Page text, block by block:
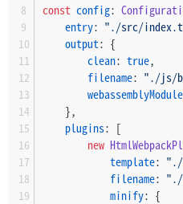
const config:
entry: "./src/
output: {
clean: true,
filename: "./js/
    },
plugins: [
new
template: "./
filename: "./
minify: {